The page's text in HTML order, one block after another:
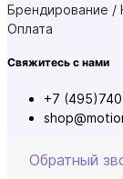
Брендирование /
Оплата
Свяжитесь с нами
+7
Обратный